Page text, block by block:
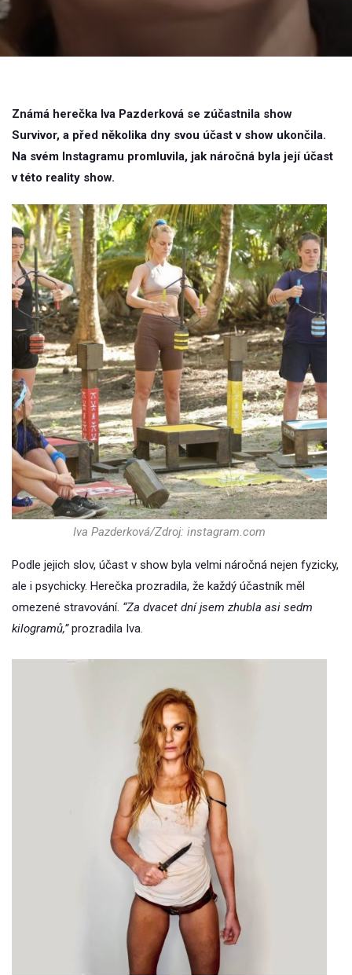
Známá herečka Iva Pazderková se zúčastnila show
Survivor, a před několika dny svou účast v show ukončila.
Na svém Instagramu promluvila, jak náročná byla její účast
v této reality show.
Iva Pazderková/Zdroj: instagram.com
Podle jejich slov, účast v show byla velmi náročná nejen fyzicky,
ale i psychicky. Herečka prozradila, že každý účastník měl
omezené stravování. “Za dvacet dní jsem zhubla asi sedm
kilogramů,”prozradila Iva.